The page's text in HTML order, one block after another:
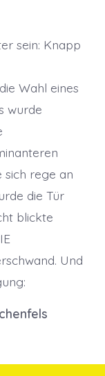
sein: Knapp
Wahl eines
wurde
sich rege an
die Tür
blickte
Und